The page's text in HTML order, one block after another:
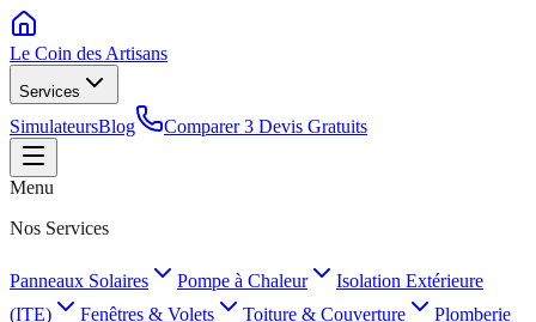
Le Coin des Artisans
Services
SimulateursBlog Comparer 3 Devis Gratuits
Menu
Nos Services
Panneaux Solaires Pompe à Chaleur
Isolation Extérieure
(ITE)
Fenêtres & Volets Toiture & Couverture
Plomberie